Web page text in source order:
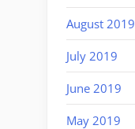
August 2019
July 2019
June 2019
May 2019